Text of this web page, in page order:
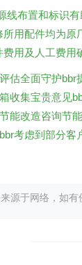
线布置和标识
用配件均为
用及人工费用
估全面守护bbr
收集宝贵意见
能改造咨询节
考虑到部分客
源于网络，如